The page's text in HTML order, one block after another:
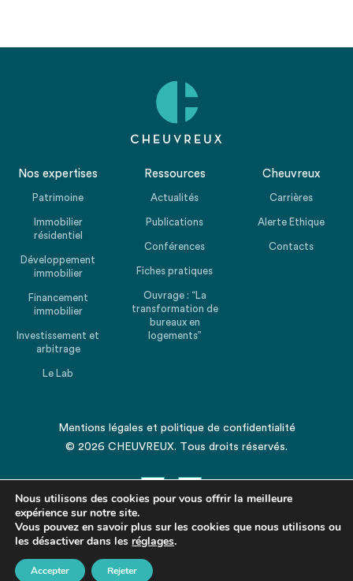
Partagez cet article
Nos expertises
Patrimoine
Immobilier
résidentiel
Développement
immobilier
Financement
immobilier
Investissement et
arbitrage
Le Lab
Ressources
Actualités
Publications
Conférences
Fiches pratiques
Ouvrage : “La
transformation de
bureaux en
logements”
Cheuvreux
Carrières
Alerte Ethique
Contacts
Mentions légales et politique de confidentialité
© 2026 CHEUVREUX. Tous droits réservés.
Revenir en haut de la page
Nous utilisons des cookies pour vous offrir la meilleure
expérience sur notre site.
Vous pouvez en savoir plus sur les cookies que nous utilisons ou
les désactiver dans les réglages.
Accepter Rejeter